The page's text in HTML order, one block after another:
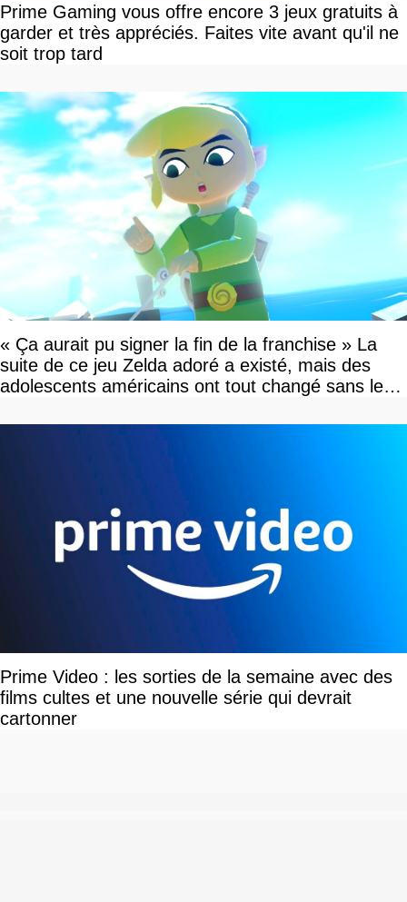
Prime Gaming vous offre encore 3 jeux gratuits à
garder et très appréciés. Faites vite avant qu'il ne
soit trop tard
« Ça aurait pu signer la fin de la franchise » La
suite de ce jeu Zelda adoré a existé, mais des
adolescents américains ont tout changé sans le
Prime Video : les sorties de la semaine avec des
films cultes et une nouvelle série qui devrait
cartonner